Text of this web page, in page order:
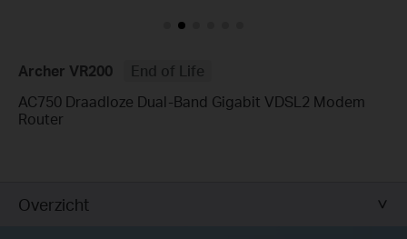
Archer VR200
End of Life
AC750 Draadloze Dual-Band Gigabit VDSL2 Modem
Router
Overzicht